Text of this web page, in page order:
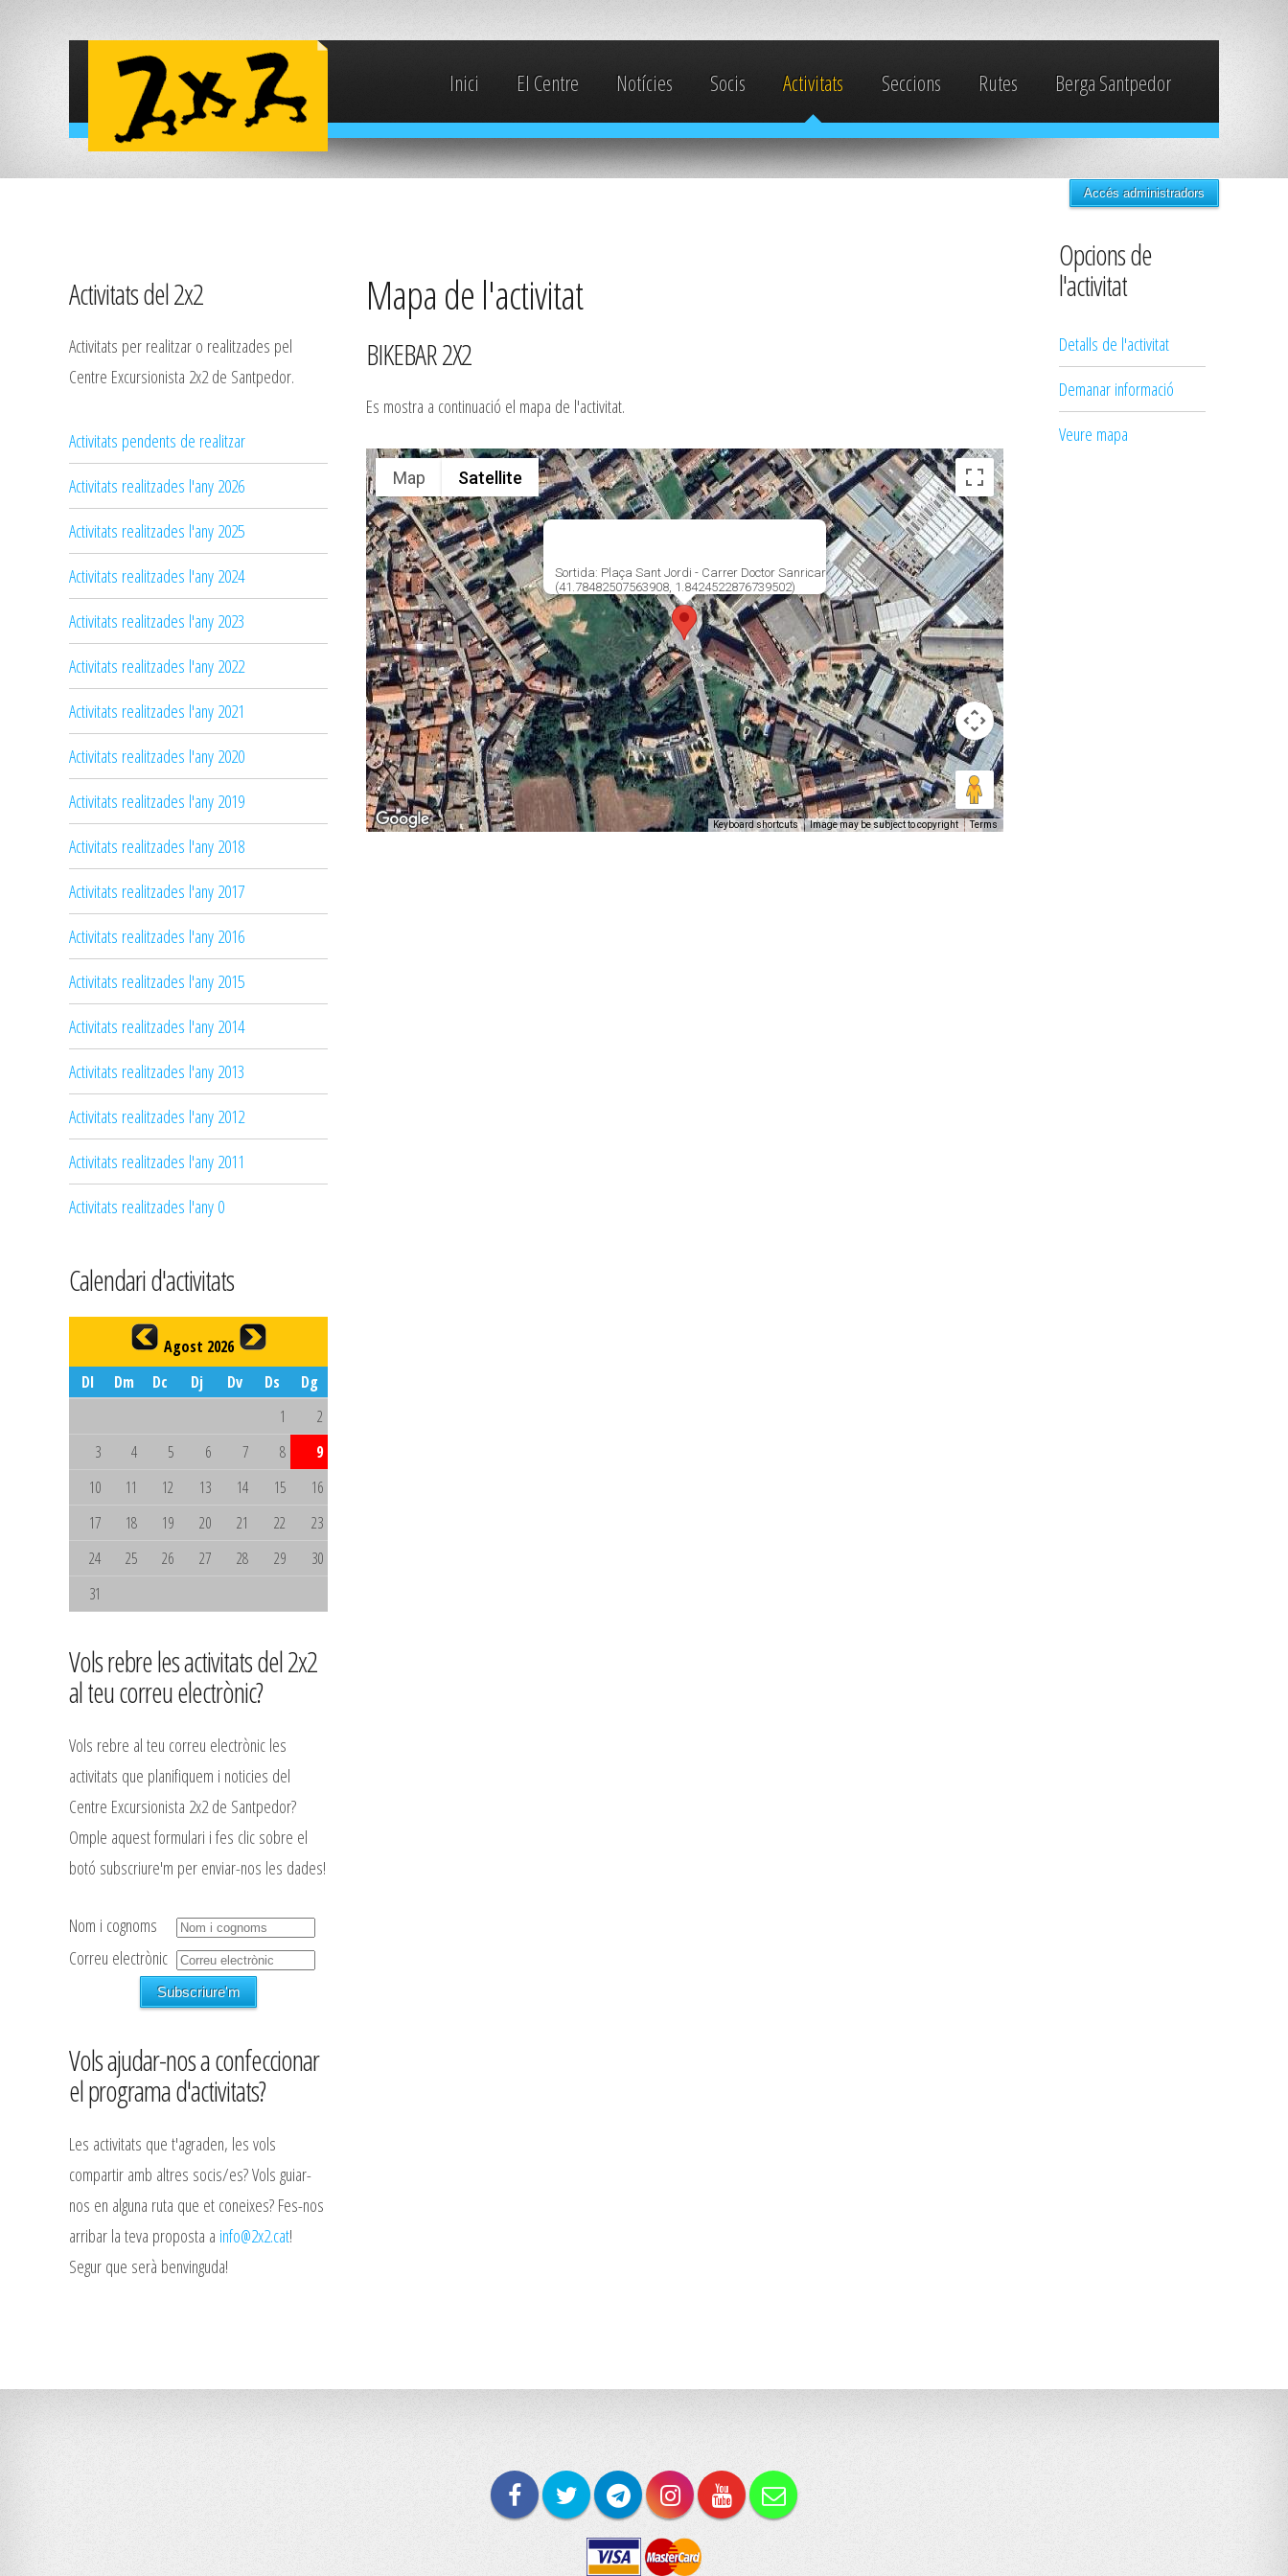
Inici El Centre Notícies Socis Activitats Seccions Rutes Berga Santpedor
Accés administradors
Activitats del 2x2
Activitats per realitzar o realitzades pel
Centre Excursionista 2x2 de Santpedor.
Activitats pendents de realitzar
Activitats realitzades l'any 2026
Activitats realitzades l'any 2025
Activitats realitzades l'any 2024
Activitats realitzades l'any 2023
Activitats realitzades l'any 2022
Activitats realitzades l'any 2021
Activitats realitzades l'any 2020
Activitats realitzades l'any 2019
Activitats realitzades l'any 2018
Activitats realitzades l'any 2017
Activitats realitzades l'any 2016
Activitats realitzades l'any 2015
Activitats realitzades l'any 2014
Activitats realitzades l'any 2013
Activitats realitzades l'any 2012
Activitats realitzades l'any 2011
Activitats realitzades l'any 0
Calendari d'activitats
Agost 2026
Dl
Dm Dc Dj Dv Ds
Dg
1
2
3
4 5 6 7 8
9
10
11 12 13 14 15
16
17
18 19 20 21 22
23
24
25 26 27 28 29
30
31
Vols rebre les activitats del 2x2
al teu correu electrònic?
Vols rebre al teu correu electrònic les
activitats que planifiquem i noticies del
Centre Excursionista 2x2 de Santpedor?
Omple aquest formulari i fes clic sobre el
botó subscriure'm per enviar-nos les dades!
Nom i cognoms
Correu electrònic
Vols ajudar-nos a confeccionar
el programa d'activitats?
Les activitats que t'agraden, les vols
compartir amb altres socis/es? Vols guiar-
nos en alguna ruta que et coneixes? Fes-nos
arribar la teva proposta a info@2x2.cat!
Segur que serà benvinguda!
Mapa de l'activitat
BIKEBAR 2X2
Es mostra a continuació el mapa de l'activitat.
Sortida: Plaça Sant Jordi - Carrer Doctor Sanricar
(41.78482507563908, 1.8424522876739502)
Map Satellite
Keyboard shortcuts Image may be subject to copyright Terms
Opcions de
l'activitat
Detalls de l'activitat
Demanar informació
Veure mapa